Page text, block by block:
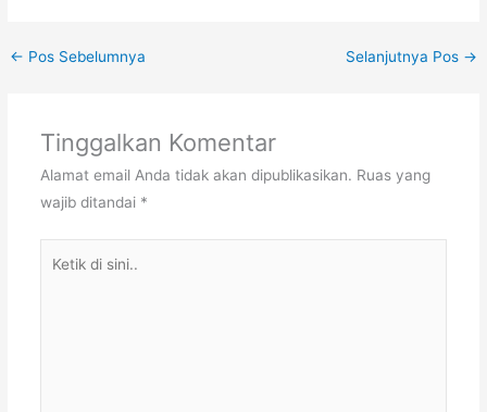
← Pos Sebelumnya Selanjutnya Pos →
Tinggalkan Komentar
Alamat email Anda tidak akan dipublikasikan. Ruas yang
wajib ditandai *